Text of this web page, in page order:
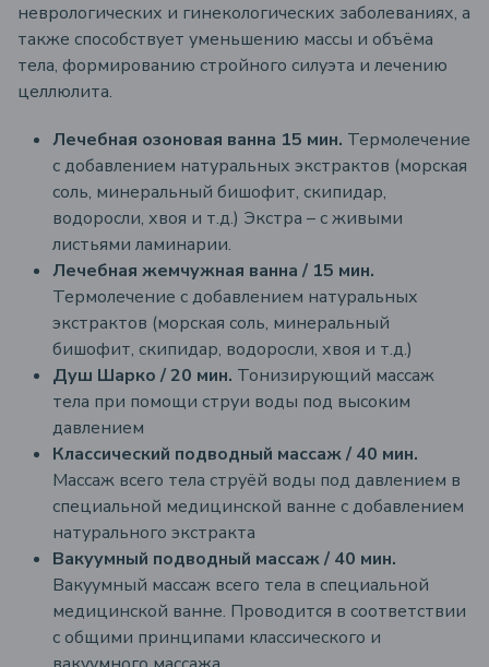
неврологических и гинекологических заболеваниях, а
также способствует уменьшению массы и объёма
тела, формированию стройного силуэта и лечению
целлюлита.
Лечебная озоновая ванна 15 мин. Термолечение
с добавлением натуральных экстрактов (морская
соль, минеральный бишофит, скипидар,
водоросли, хвоя и т.д.) Экстра – с живыми
листьями ламинарии.
Лечебная жемчужная ванна / 15 мин.
Термолечение с добавлением натуральных
экстрактов (морская соль, минеральный
бишофит, скипидар, водоросли, хвоя и т.д.)
Душ Шарко / 20 мин. Тонизирующий массаж
тела при помощи струи воды под высоким
давлением
Классический подводный массаж / 40 мин.
Массаж всего тела струёй воды под давлением в
специальной медицинской ванне с добавлением
натурального экстракта
Вакуумный подводный массаж / 40 мин.
Вакуумный массаж всего тела в специальной
медицинской ванне. Проводится в соответствии
с общими принципами классического и